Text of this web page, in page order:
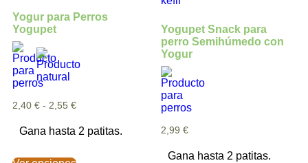
Yogur para Perros
Yogupet
2,40 € - 2,55 €
Gana hasta 2 patitas.
Yogupet Snack para
perro Semihúmedo con
Yogur
2,99 €
Gana hasta 2 patitas.